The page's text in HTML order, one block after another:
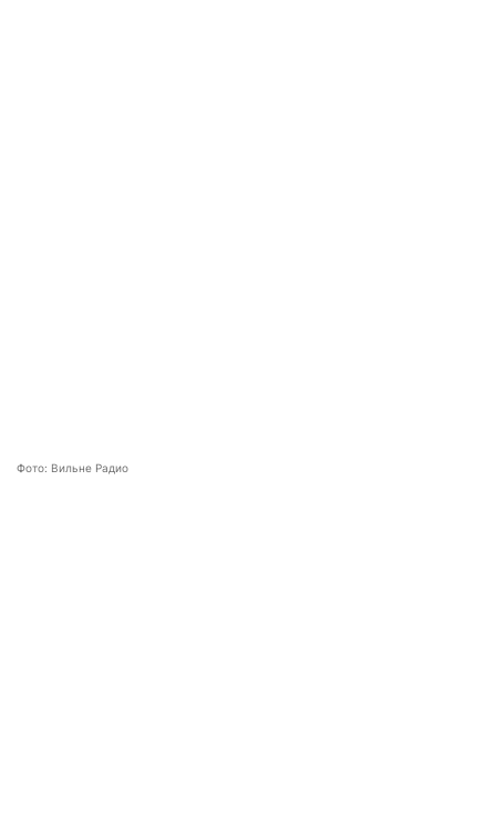
Фото: Вильне Радио